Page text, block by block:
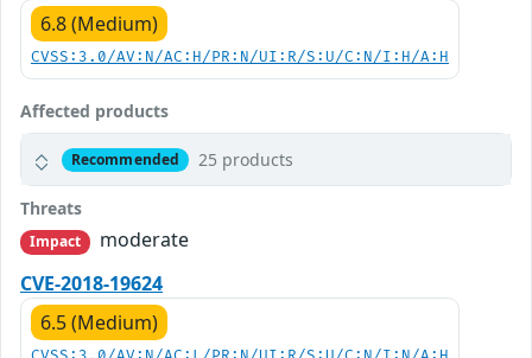
6.8 (Medium)
CVSS:3.0/AV:N/AC:H/PR:N/UI:R/S:U/C:N/I:H/A:H
Affected products
Recommended 25 products
Threats
Impact
moderate
CVE-2018-19624
6.5 (Medium)